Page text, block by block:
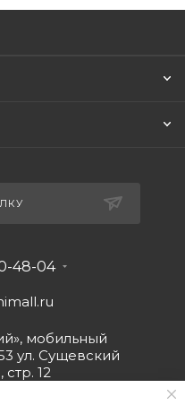
48-04
мобильный
ул. Сущевский
стр. 12